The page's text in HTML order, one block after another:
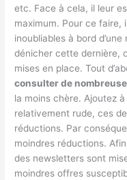
etc. Face à cela, il leur
maximum. Pour ce faire,
inoubliables à bord
dénicher cette dernière,
mises en place. Tout
consulter de
la moins chère. Ajoutez à
relativement rude, ces
réductions. Par
moindres réductions.
des newsletters sont
moindres offres